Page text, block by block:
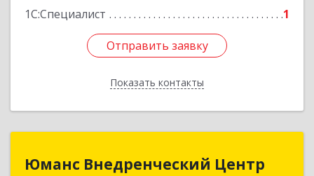
1С:Специалист
1
Отправить заявку
Показать контакты
Отправить заявку
Назад
Юманс Внедренческий Центр
Юманс Внедренческий Центр